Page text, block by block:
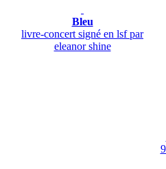
Bleu
livre-concert signé en lsf par
eleanor shine